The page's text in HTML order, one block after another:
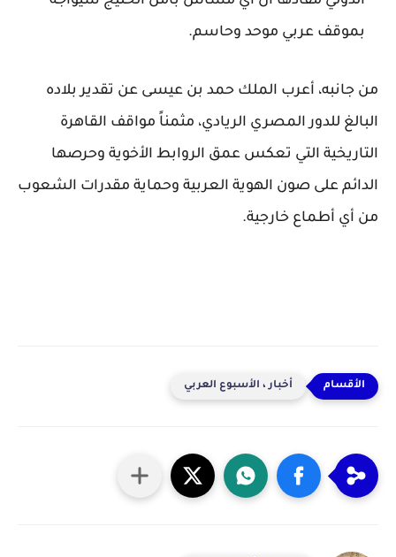
بموقف عربي موحد وحاسم.
​من جانبه، أعرب الملك حمد بن عيسى عن تقدير بلاده
البالغ للدور المصري الريادي، مثمناً مواقف القاهرة
التاريخية التي تعكس عمق الروابط الأخوية وحرصها
الدائم على صون الهوية العربية وحماية مقدرات الشعوب
من أي أطماع خارجية.
أخبار ، الأسبوع العربي